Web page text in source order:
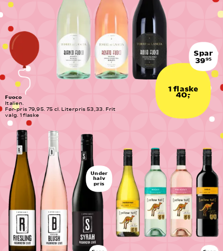
Fuoco
Italien.
Før-pris 79,95. 75 cl. Literpris 53,33. Frit
valg. 1 flaske
1 flaske
40,-
Spar
3995
Under
halv
pris